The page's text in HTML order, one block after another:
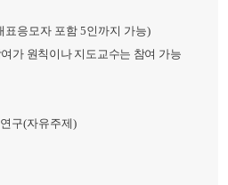
표응모자 포함 5인까지 가능)
가 원칙이나 지도교수는 참여 가능
구(자유주제)